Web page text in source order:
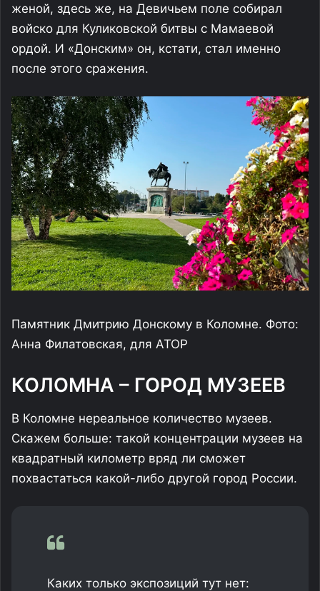
женой, здесь же, на Девичьем поле собирал
войско для Куликовской битвы с Мамаевой
ордой. И «Донским» он, кстати, стал именно
после этого сражения.
Памятник Дмитрию Донскому в Коломне. Фото:
Анна Филатовская, для АТОР
КОЛОМНА – ГОРОД МУЗЕЕВ
В Коломне нереальное количество музеев.
Скажем больше: такой концентрации музеев на
квадратный километр вряд ли сможет
похвастаться какой-либо другой город России.
Каких только экспозиций тут нет: